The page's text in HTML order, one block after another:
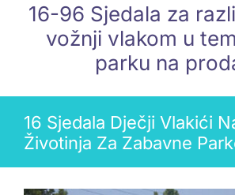
16-96 Sjedala za
vožnji vlakom u
parku na
16 Sjedala Dječji Vlakići
Životinja Za Zabavne